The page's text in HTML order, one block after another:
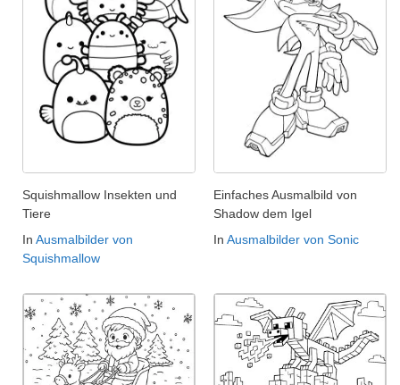
Squishmallow Insekten und
Tiere
In Ausmalbilder von
Squishmallow
Einfaches Ausmalbild von
Shadow dem Igel
In Ausmalbilder von Sonic